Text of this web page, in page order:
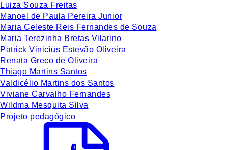
Luiza Souza Freitas
Manoel de Paula Pereira Junior
Maria Celeste Reis Fernandes de Souza
Maria Terezinha Bretas Vilarino
Patrick Vinicius Estevão Oliveira
Renata Greco de Oliveira
Thiago Martins Santos
Valdicélio Martins dos Santos
Viviane Carvalho Fernandes
Wildma Mesquita Silva
Projeto pedagógico